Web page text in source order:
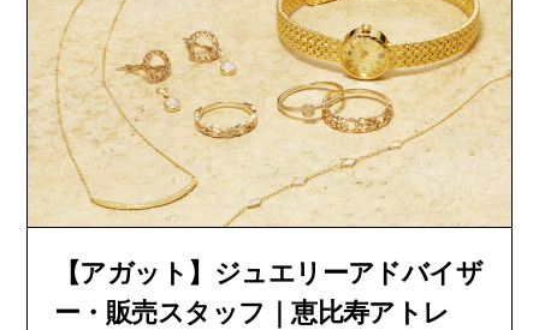
【アガット】ジュエリーアドバイザ
ー・販売スタッフ｜恵比寿アトレ